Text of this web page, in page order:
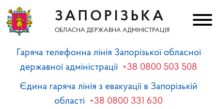
ЗАПОРІЗЬКА
ОБЛАСНА ДЕРЖАВНА АДМІНІСТРАЦІЯ
Гаряча телефонна лінія Запорізької обласної
державної адміністрації +38 0800 503 508
Єдина гаряча лінія з евакуації в Запорізькій
області +38 0800 331 630